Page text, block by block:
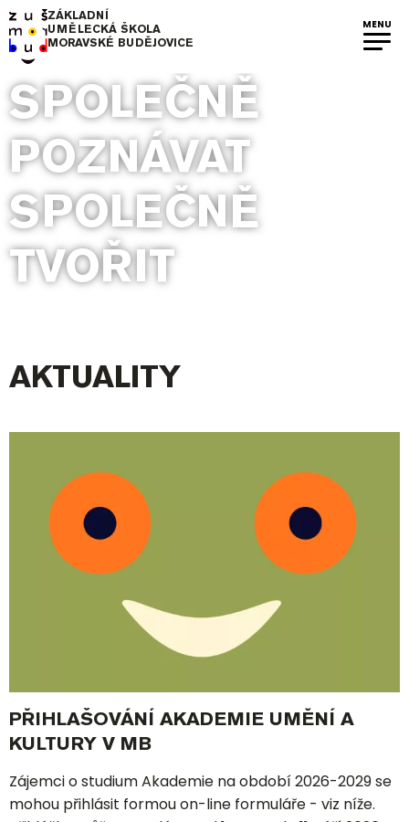
ZÁKLADNÍ
UMĚLECKÁ ŠKOLA
MORAVSKÉ BUDĚJOVICE
MENU
SPOLEČNĚ
POZNÁVAT
SPOLEČNĚ
TVOŘIT
AKTUALITY
PŘIHLAŠOVÁNÍ AKADEMIE UMĚNÍ A
KULTURY V MB
Zájemci o studium Akademie na období 2026-2029 se
mohou přihlásit formou on-line formuláře - viz níže.